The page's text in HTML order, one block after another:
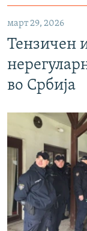
март 29, 2026
Тензичен
во Србија